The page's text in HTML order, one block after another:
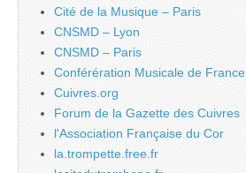
Cité de la Musique – Paris
CNSMD – Lyon
CNSMD – Paris
Conférération Musicale de France
Cuivres.org
Forum de la Gazette des Cuivres
l'Association Française du Cor
la.trompette.free.fr